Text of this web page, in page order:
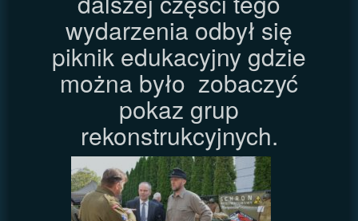
wydarzenia odbył się
piknik edukacyjny gdzie
można było zobaczyć
pokaz grup
rekonstrukcyjnych.